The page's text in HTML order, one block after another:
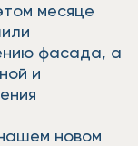
месяце
фасада, а
и
новом